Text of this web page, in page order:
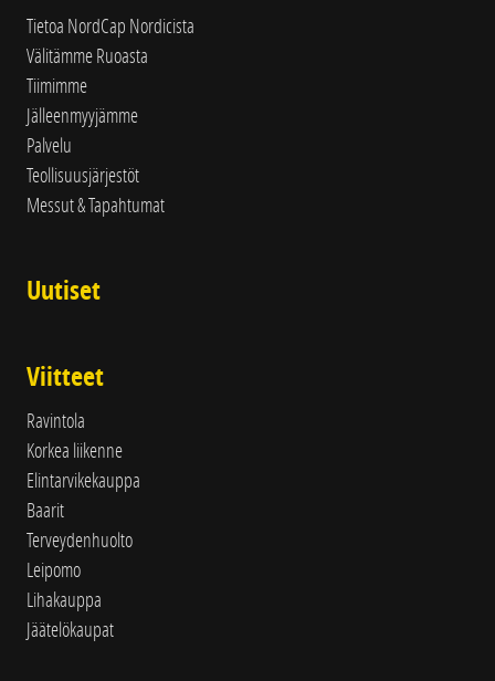
Tietoa NordCap Nordicista
Välitämme Ruoasta
Tiimimme
Jälleenmyyjämme
Palvelu
Teollisuusjärjestöt
Messut & Tapahtumat
Uutiset
Viitteet
Ravintola
Korkea liikenne
Elintarvikekauppa
Baarit
Terveydenhuolto
Leipomo
Lihakauppa
Jäätelökaupat